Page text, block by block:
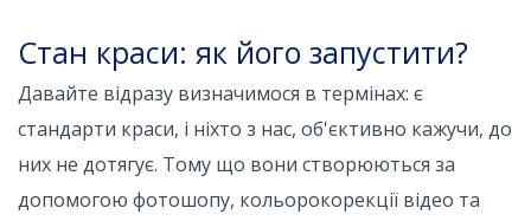
Стан краси: як його запустити?
Давайте відразу визначимося в термінах: є
стандарти краси, і ніхто з нас, об'єктивно кажучи, до
них не дотягує. Тому що вони створюються за
допомогою фотошопу, кольорокорекції відео та